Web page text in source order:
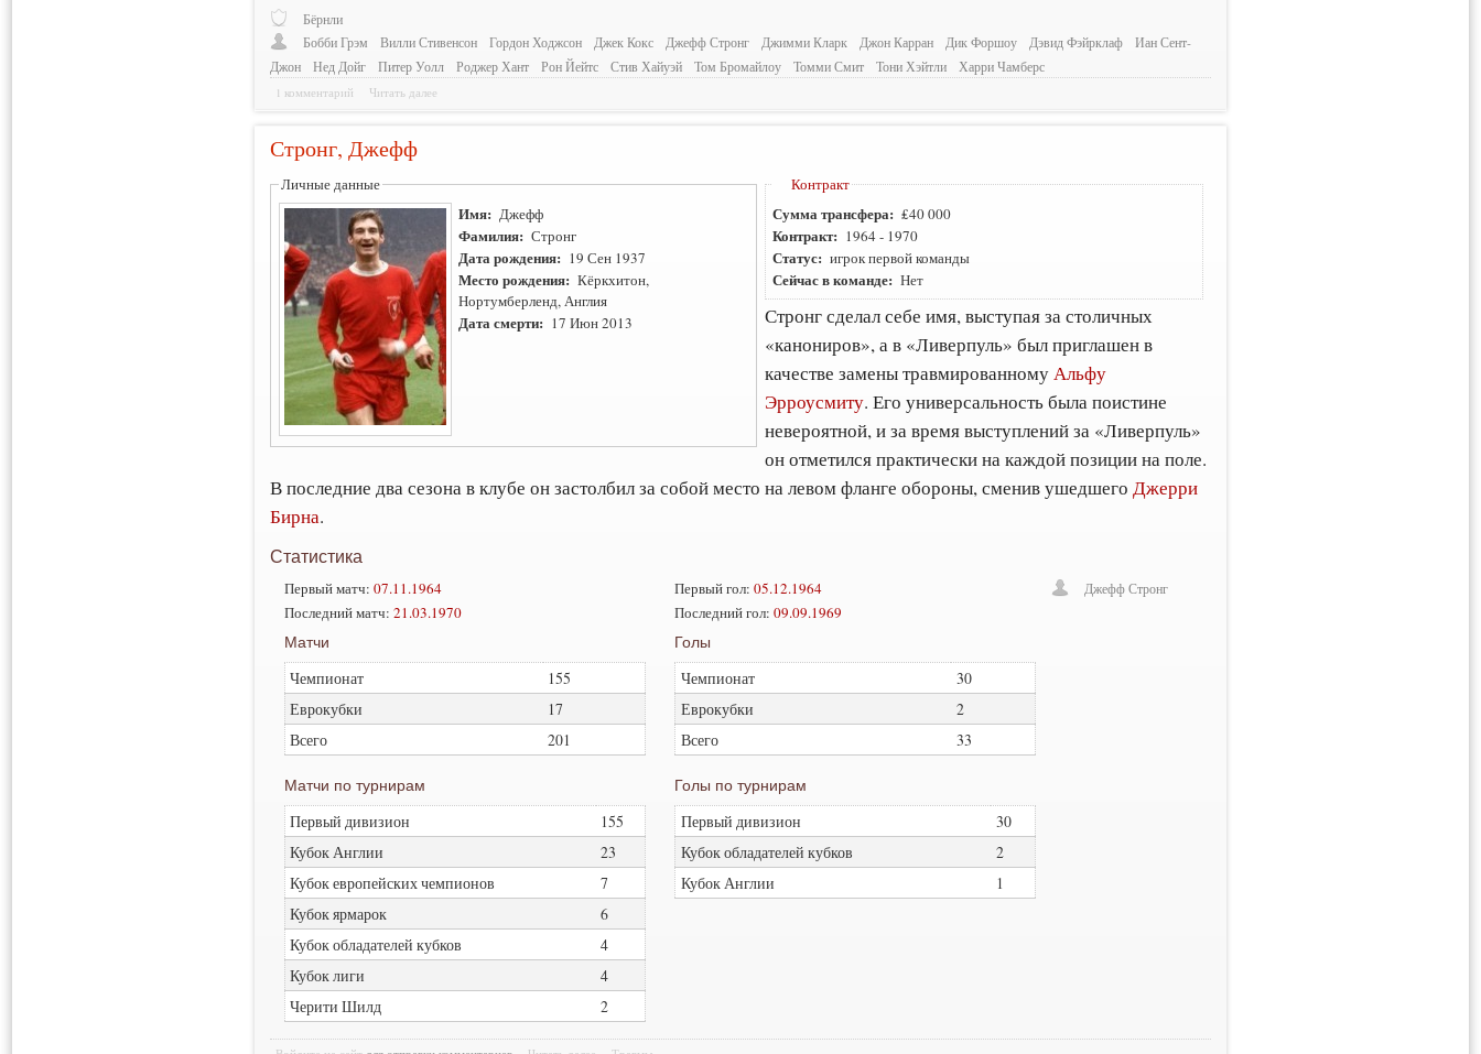
Бёрнли
Бобби Грэм
Вилли Стивенсон Гордон Ходжсон Джек Кокс Джефф Стронг Джимми Кларк Джон Карран Дик Форшоу Дэвид Фэйрклаф
Иан Сент-
Джон
Нед Дойг Питер Уолл Роджер Хант Рон Йейтс Стив Хайуэй Том Бромайлоу Томми Смит Тони Хэйтли Харри Чамберс
1 комментарий Читать далее
Стронг, Джефф
Личные данные
Имя: Джефф
Фамилия: Стронг
Дата рождения: 19 Сен 1937
Место рождения: Кёркхитон,
Нортумберленд, Англия
Дата смерти: 17 Июн 2013
Контракт
Сумма трансфера: ₤40 000
Контракт: 1964- 1970
Статус: игрок первой команды
Сейчас в команде: Нет
Стронг сделал себе имя, выступая за столичных
«канониров», а в «Ливерпуль» был приглашен в
качестве замены травмированномуАльфу
Эрроусмиту. Его универсальность была поистине
невероятной, и за время выступлений за «Ливерпуль»
он отметился практически на каждой позиции на поле.
В последние два сезона в клубе он застолбил за собой место на левом фланге обороны, сменив ушедшегоДжерри
Бирна.
Статистика
Первый матч: 07.11.1964
Последний матч: 21.03.1970
Матчи
Чемпионат
155
Еврокубки
17
Всего
201
Матчи по турнирам
Первый дивизион
155
Кубок Англии
23
Кубок европейских чемпионов
7
Кубок ярмарок
6
Кубок обладателей кубков
4
Кубок лиги
4
Черити Шилд
2
Первый гол: 05.12.1964
Последний гол: 09.09.1969
Голы
Чемпионат
30
Еврокубки
2
Всего
33
Голы по турнирам
Первый дивизион
30
Кубок обладателей кубков
2
Кубок Англии
1
Джефф Стронг